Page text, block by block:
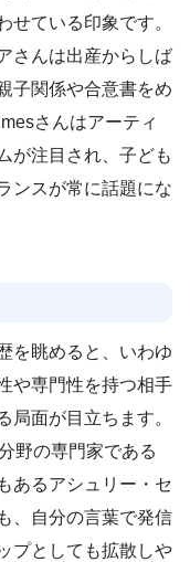
せている印象です。
さんは出産からしば
子関係や合意書をめ
さんはアーティ
が注目され、子ども
ンスが常に話題にな
を眺めると、いわゆ
や専門性を持つ相手
局面が目立ちます。
野の専門家である
あるアシュリー・セ
、自分の言葉で発信
プとしても拡散しや